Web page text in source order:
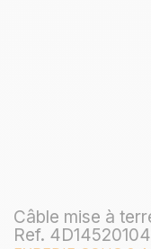
Câble mise à
Ref.